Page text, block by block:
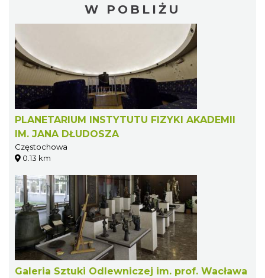
W POBLIŻU
PLANETARIUM INSTYTUTU FIZYKI AKADEMII
IM. JANA DŁUDOSZA
Częstochowa
0.13 km
Galeria Sztuki Odlewniczej im. prof. Wacława